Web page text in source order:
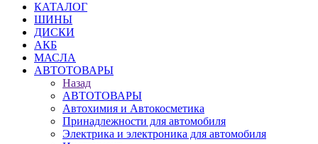
КАТАЛОГ
ШИНЫ
ДИСКИ
АКБ
МАСЛА
АВТОТОВАРЫ
Назад
АВТОТОВАРЫ
Автохимия и Автокосметика
Принадлежности для автомобиля
Электрика и электроника для автомобиля